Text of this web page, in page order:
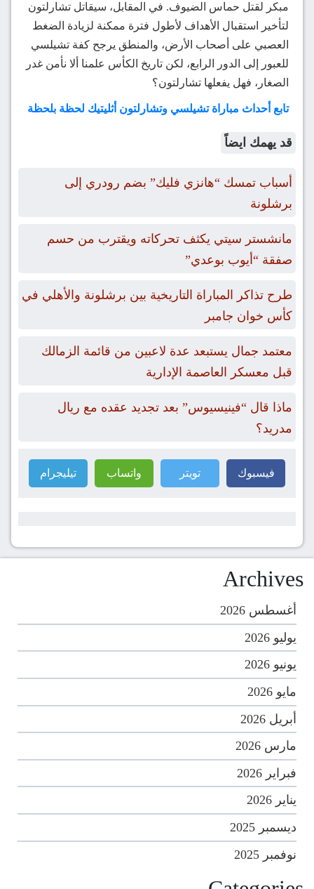
مبكر لقتل حماس الضيوف. في المقابل، سيقاتل تشارلتون
لتأخير استقبال الأهداف لأطول فترة ممكنة لزيادة الضغط
العصبي على أصحاب الأرض، والمنطق يرجح كفة تشيلسي
للعبور إلى الدور الرابع، لكن تاريخ الكأس علمنا ألا نأمن غدر
الصغار، فهل يفعلها تشارلتون؟
تابع أحداث مباراة تشيلسي وتشارلتون أثليتيك لحظة بلحظة
قد يهمك ايضاً
أسباب تمسك “هانزي فليك” بضم رودري إلى
برشلونة
مانشستر سيتي يكثف تحركاته ويقترب من حسم
صفقة “أيوب بوعدي”
طرح تذاكر المباراة التاريخية بين برشلونة والأهلي في
كأس خوان جامبر
معتمد جمال يستبعد عدة لاعبين من قائمة الزمالك
قبل معسكر العاصمة الإدارية
ماذا قال “فينيسيوس” بعد تجديد عقده مع ريال
مدريد؟
فيسبوك تويتر واتساب تيليجرام
Archives
أغسطس 2026
يوليو 2026
يونيو 2026
مايو 2026
أبريل 2026
مارس 2026
فبراير 2026
يناير 2026
ديسمبر 2025
نوفمبر 2025